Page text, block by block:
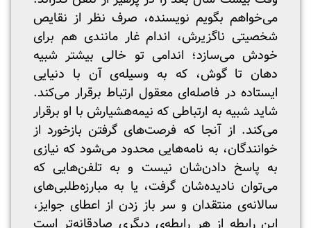
می‌خواهم بگویم نویسنده، صرف نظر از نقایص
شخصیتی ناگزیرش، اندام غار مانندی هم برای
خودش می‌سازد؛ اندامی تو خالی بیشتر شبیه
دهان تا گوش، که به وسیله‌ی آن با دنیایی
ایستاده در فاصله‌ای معقول ارتباط برقرار می‌کند.
شاید شبیه به ارتباطی که نیمه‌هشیارش با او برقرار
می‌کند. از آنجا که فرصت‌های گرفتن بازخورد از
خوانندگان، به نامه‌هایی محدود می‌شود که نیازی
به پاسخ دادن‌شان نیست و به تلفن‌هایی که
می‌توان نادیده‌شان گرفت، یا به مبارزه‌طلبی‌های
سالانه‌ی منتقدان و سر باز زدن از اعطای جوایز،
این رابطه از هر رابطه‌ی دیگری صادقانه‌تر است